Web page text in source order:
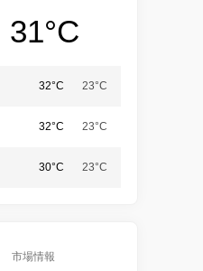
31°C
32°C 23°C
32°C 23°C
30°C 23°C
市場情報